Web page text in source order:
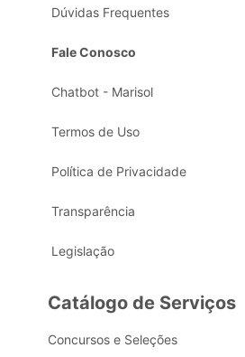
Dúvidas Frequentes
Fale Conosco
Chatbot - Marisol
Termos de Uso
Política de Privacidade
Transparência
Legislação
Catálogo de Serviços
Concursos e Seleções